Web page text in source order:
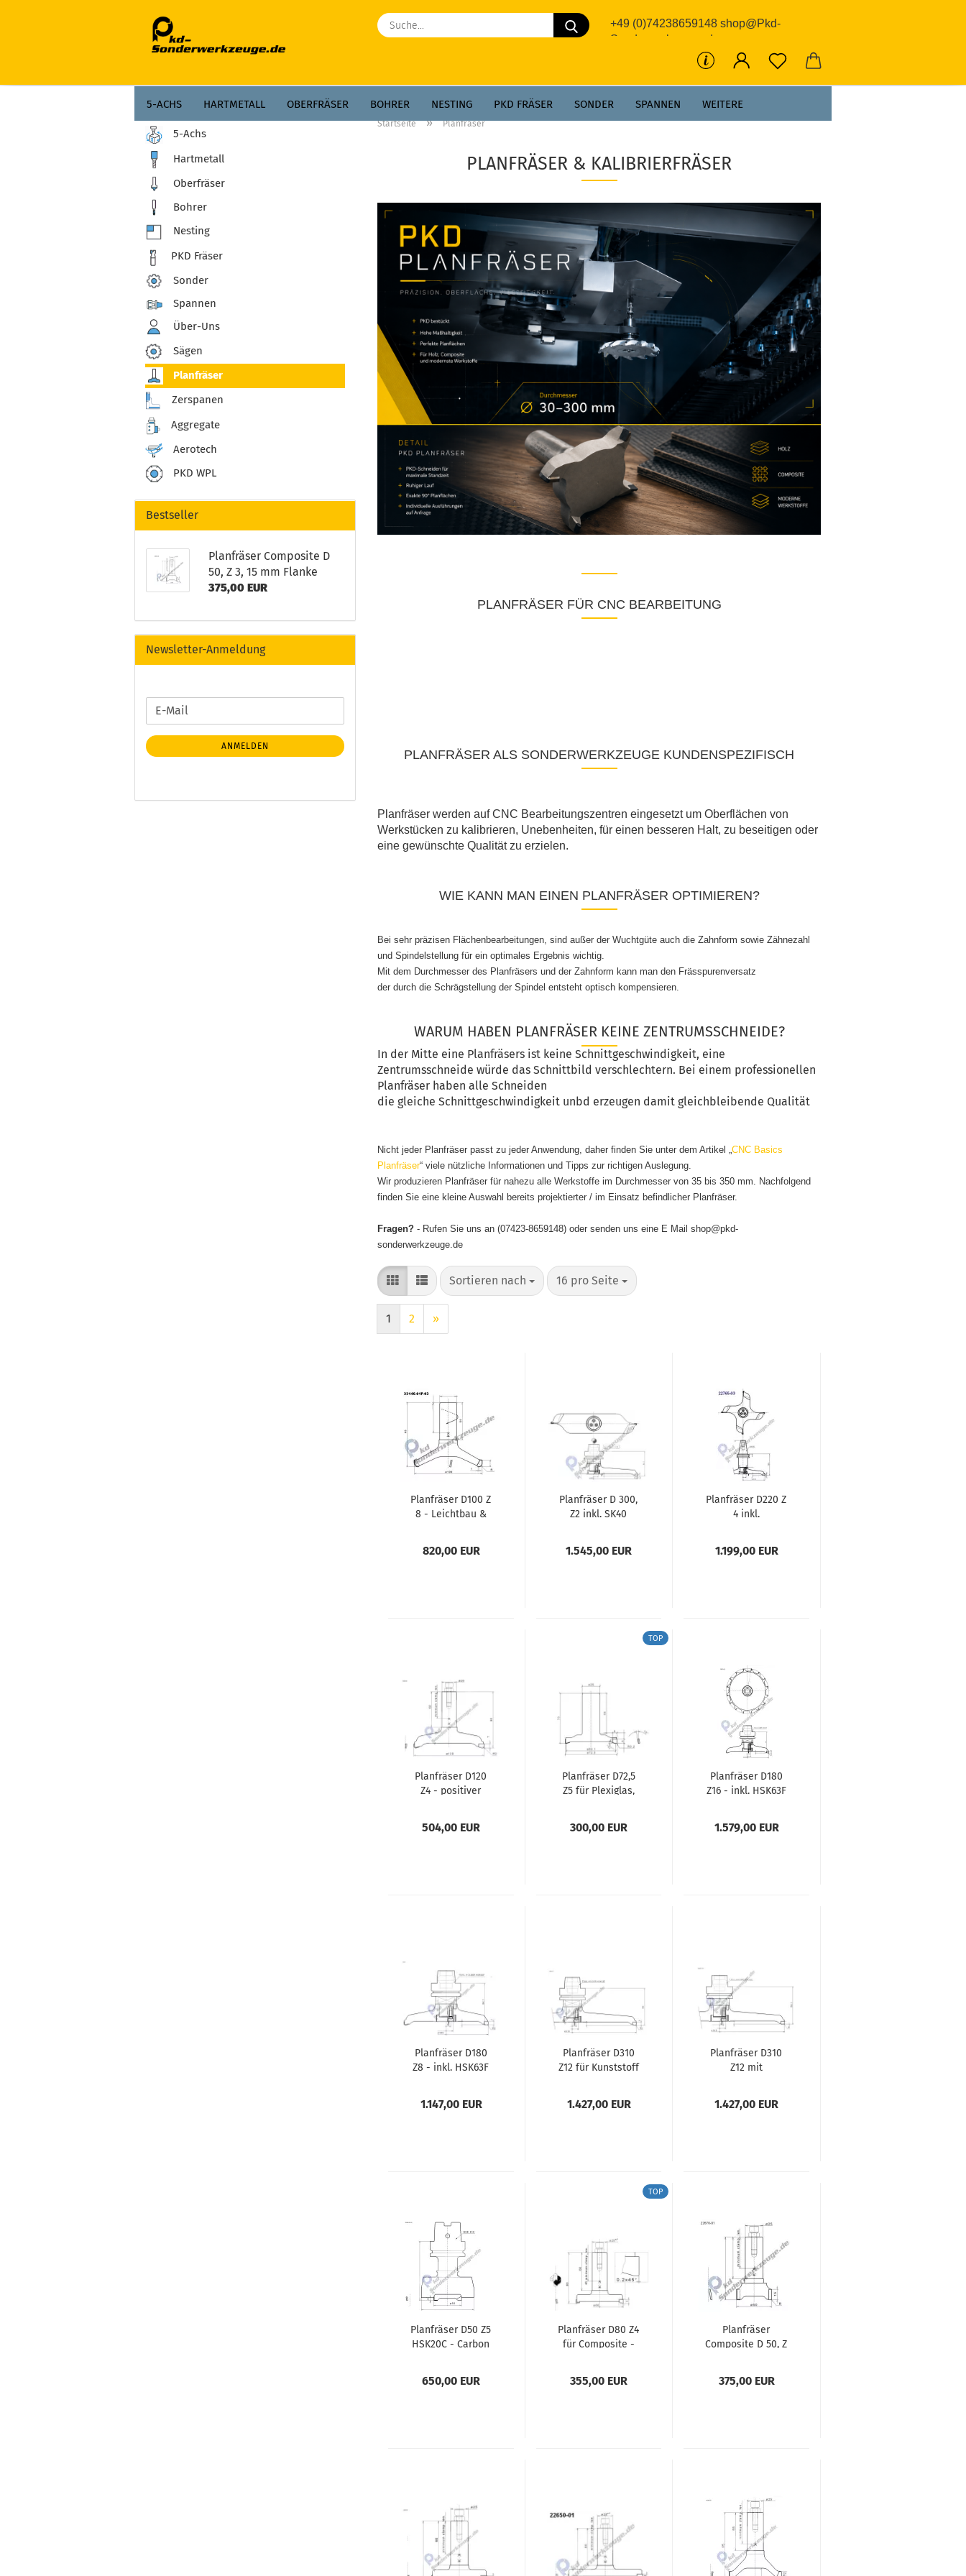
Suche...+49 (0)74238659148 shop@Pkd-
Sonderwerkzeuge.de
5-ACHS HARTMETALL OBERFRÄSER BOHRER NESTING PKD FRÄSER SONDER SPANNEN WEITERE
Startseite » Planfräser
PLANFRÄSER & KALIBRIERFRÄSER
PLANFRÄSER FÜR CNC BEARBEITUNG
PLANFRÄSER ALS SONDERWERKZEUGE KUNDENSPEZIFISCH
Planfräser werden auf CNC Bearbeitungszentren eingesetzt um Oberflächen von
Werkstücken zu kalibrieren, Unebenheiten, für einen besseren Halt, zu beseitigen oder
eine gewünschte Qualität zu erzielen.
WIE KANN MAN EINEN PLANFRÄSER OPTIMIEREN?
Bei sehr präzisen Flächenbearbeitungen, sind außer der Wuchtgüte auch die Zahnform sowie Zähnezahl
und Spindelstellung für ein optimales Ergebnis wichtig.
Mit dem Durchmesser des Planfräsers und der Zahnform kann man den Frässpurenversatz
der durch die Schrägstellung der Spindel entsteht optisch kompensieren.
WARUM HABEN PLANFRÄSER KEINE ZENTRUMSSCHNEIDE?
In der Mitte eine Planfräsers ist keine Schnittgeschwindigkeit, eine
Zentrumsschneide würde das Schnittbild verschlechtern. Bei einem professionellen
Planfräser haben alle Schneiden
die gleiche Schnittgeschwindigkeit unbd erzeugen damit gleichbleibende Qualität
Nicht jeder Planfräser passt zu jeder Anwendung, daher finden Sie unter dem Artikel „CNC Basics
Planfräser“ viele nützliche Informationen und Tipps zur richtigen Auslegung.
Wir produzieren Planfräser für nahezu alle Werkstoffe im Durchmesser von 35 bis 350 mm. Nachfolgend
finden Sie eine kleine Auswahl bereits projektierter / im Einsatz befindlicher Planfräser.
Fragen? - Rufen Sie uns an (07423-8659148) oder senden uns eine E Mail shop@pkd-
sonderwerkzeuge.de
Sortieren nach
Sortieren nach 16 pro Seite
pro Seite
1 2 »
Planfräser D100 Z
8 - Leichtbau &
820,00 EUR
Planfräser D 300,
Z2 inkl. SK40
1.545,00 EUR
Planfräser D220 Z
4 inkl.
1.199,00 EUR
Planfräser D120
Z4 - positiver
504,00 EUR
TOP
Planfräser D72,5
Z5 für Plexiglas,
300,00 EUR
Planfräser D180
Z16 - inkl. HSK63F
1.579,00 EUR
Planfräser D180
Z8 - inkl. HSK63F
1.147,00 EUR
Planfräser D310
Z12 für Kunststoff
Werkzeughalter
1.427,00 EUR
Planfräser D310
Z12 mit
1.427,00 EUR
Planfräser D50 Z5
HSK20C - Carbon
650,00 EUR
TOP
Planfräser D80 Z4
für Composite -
355,00 EUR
Planfräser
Composite D 50, Z
375,00 EUR
5-Achs
Hartmetall
Oberfräser
Bohrer
Nesting
PKD Fräser
Sonder
Spannen
Über-Uns
Sägen
Planfräser
Zerspanen
Aggregate
Aerotech
PKD WPL
Bestseller
Planfräser Composite D
50, Z 3, 15 mm Flanke
375,00 EUR
Newsletter-Anmeldung
WEITER
NEWSLETTER-
ANMELDUNG
E-
Mail
ANMELDEN